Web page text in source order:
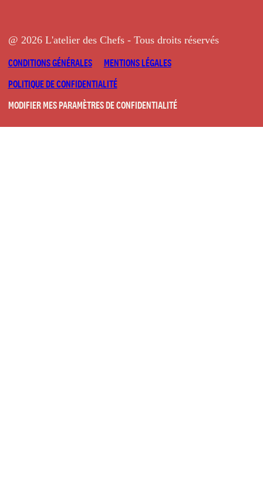
@ 2026 L'atelier des Chefs - Tous droits réservés
CONDITIONS GÉNÉRALES
MENTIONS LÉGALES
POLITIQUE DE CONFIDENTIALITÉ
MODIFIER MES PARAMÈTRES DE CONFIDENTIALITÉ